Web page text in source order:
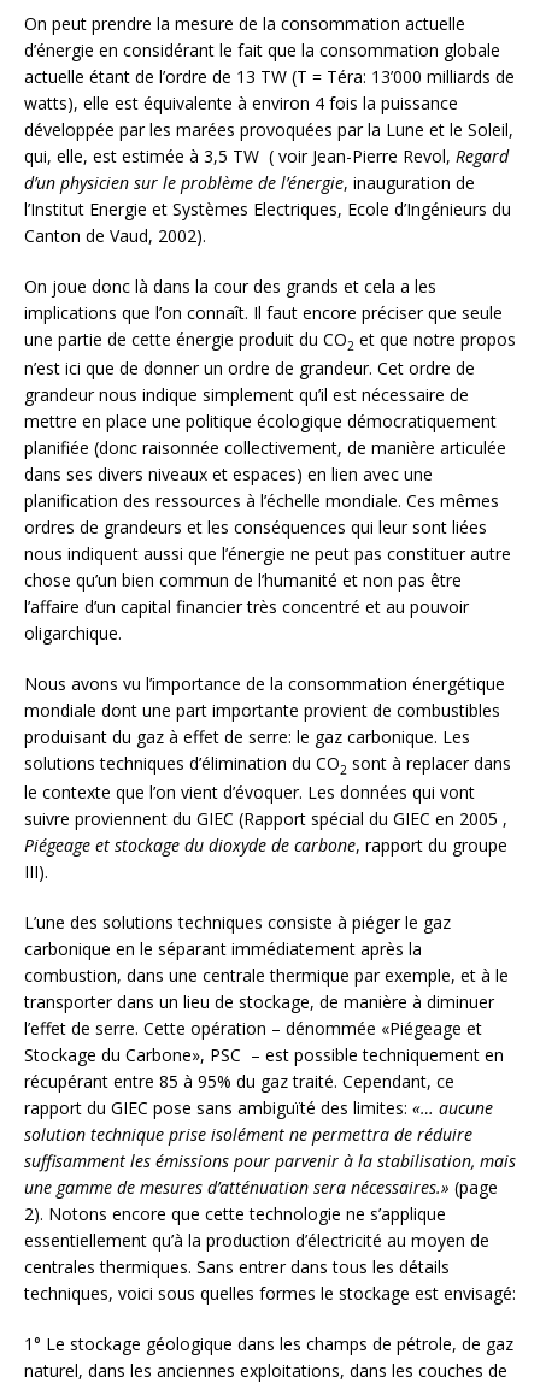
On peut prendre la mesure de la consommation actuelle
d’énergie en considérant le fait que la consommation globale
actuelle étant de l’ordre de 13 TW (T = Téra: 13’000 milliards de
watts), elle est équivalente à environ 4 fois la puissance
développée par les marées provoquées par la Lune et le Soleil,
qui, elle, est estimée à 3,5 TW ( voir Jean-Pierre Revol, Regard
d’un physicien sur le problème de l’énergie, inauguration de
l’Institut Energie et Systèmes Electriques, Ecole d’Ingénieurs du
Canton de Vaud, 2002).
On joue donc là dans la cour des grands et cela a les
implications que l’on connaît. Il faut encore préciser que seule
une partie de cette énergie produit du CO2 et que notre propos
n’est ici que de donner un ordre de grandeur. Cet ordre de
grandeur nous indique simplement qu’il est nécessaire de
mettre en place une politique écologique démocratiquement
planifiée (donc raisonnée collectivement, de manière articulée
dans ses divers niveaux et espaces) en lien avec une
planification des ressources à l’échelle mondiale. Ces mêmes
ordres de grandeurs et les conséquences qui leur sont liées
nous indiquent aussi que l’énergie ne peut pas constituer autre
chose qu’un bien commun de l’humanité et non pas être
l’affaire d’un capital financier très concentré et au pouvoir
oligarchique.
Nous avons vu l’importance de la consommation énergétique
mondiale dont une part importante provient de combustibles
produisant du gaz à effet de serre: le gaz carbonique. Les
solutions techniques d’élimination du CO2 sont à replacer dans
le contexte que l’on vient d’évoquer. Les données qui vont
suivre proviennent du GIEC (Rapport spécial du GIEC en 2005 ,
Piégeage et stockage du dioxyde de carbone, rapport du groupe
III).
L’une des solutions techniques consiste à piéger le gaz
carbonique en le séparant immédiatement après la
combustion, dans une centrale thermique par exemple, et à le
transporter dans un lieu de stockage, de manière à diminuer
l’effet de serre. Cette opération – dénommée «Piégeage et
Stockage du Carbone», PSC – est possible techniquement en
récupérant entre 85 à 95% du gaz traité. Cependant, ce
rapport du GIEC pose sans ambiguïté des limites: «… aucune
solution technique prise isolément ne permettra de réduire
suffisamment les émissions pour parvenir à la stabilisation, mais
une gamme de mesures d’atténuation sera nécessaires.» (page
2). Notons encore que cette technologie ne s’applique
essentiellement qu’à la production d’électricité au moyen de
centrales thermiques. Sans entrer dans tous les détails
techniques, voici sous quelles formes le stockage est envisagé:
1° Le stockage géologique dans les champs de pétrole, de gaz
naturel, dans les anciennes exploitations, dans les couches de